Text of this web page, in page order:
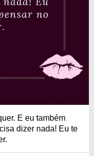
E eu também
dizer nada! Eu te